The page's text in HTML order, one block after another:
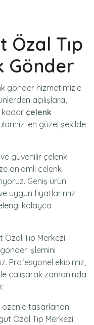
Özal Tıp
Gönder
gönder hizmetimizle
açılışlara,
kadar çelenk
en güzel şekilde
ve güvenilir çelenk
anlamlı çelenk
Geniş ürün
uygun fiyatlarımız
kolayca
Özal Tıp Merkezi
işlemini
Profesyonel ekibimiz,
çalışarak zamanında
özenle tasarlanan
Özal Tıp Merkezi